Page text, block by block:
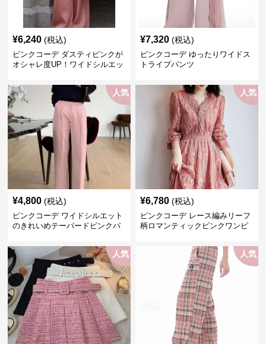
¥6,240 (税込)
ピンクコーデ ダスティピンクが
オシャレ度UP！ワイドシルエッ
¥7,320 (税込)
ピンクコーデ ゆったりワイドス
トライプパンツ
人気
¥4,800 (税込)
ピンクコーデ ワイドシルエット
のきれいめテーパードピンクパ
人気
¥6,780 (税込)
ピンクコーデ レース編みリーフ
柄ロマンティックピンクワンピ
人気 人気